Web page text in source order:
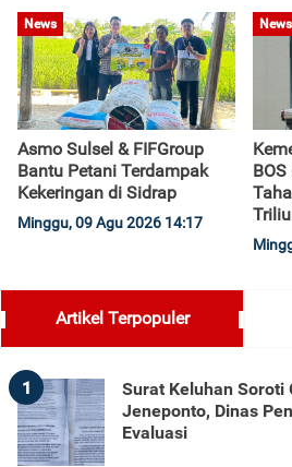
News
Asmo Sulsel & FIFGroup
Bantu Petani Terdampak
Kekeringan di Sidrap
Minggu, 09 Agu 2026 14:17
News
Artikel Terpopuler
1
Surat Keluhan Soroti
Jeneponto, Dinas
Evaluasi